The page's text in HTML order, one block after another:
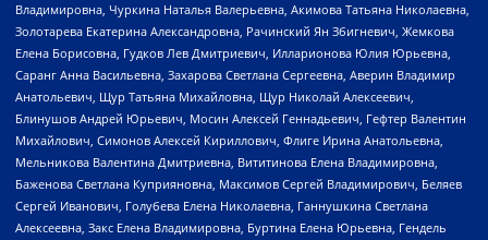
Владимировна, Чуркина Наталья Валерьевна, Акимова Татьяна Николаевна,
Золотарева Екатерина Александровна, Рачинский Ян Збигневич, Жемкова
Елена Борисовна, Гудков Лев Дмитриевич, Илларионова Юлия Юрьевна,
Саранг Анна Васильевна, Захарова Светлана Сергеевна, Аверин Владимир
Анатольевич, Щур Татьяна Михайловна, Щур Николай Алексеевич,
Блинушов Андрей Юрьевич, Мосин Алексей Геннадьевич, Гефтер Валентин
Михайлович, Симонов Алексей Кириллович, Флиге Ирина Анатольевна,
Мельникова Валентина Дмитриевна, Вититинова Елена Владимировна,
Баженова Светлана Куприяновна, Максимов Сергей Владимирович, Беляев
Сергей Иванович, Голубева Елена Николаевна, Ганнушкина Светлана
Алексеевна, Закс Елена Владимировна, Буртина Елена Юрьевна, Гендель